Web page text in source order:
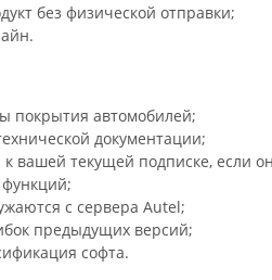
без физической отправки;
покрытия автомобилей;
документации;
к вашей текущей подписке, если
с сервера Autel;
предыдущих версий;
софта.